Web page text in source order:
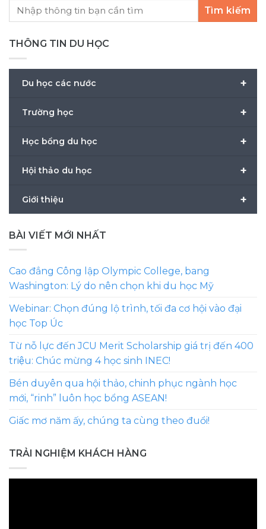
Tìm kiếm
THÔNG TIN DU HỌC
+
Du học các nước
+
Trường học
+
Học bổng du học
+
Hội thảo du học
+
Giới thiệu
BÀI VIẾT MỚI NHẤT
Cao đẳng Công lập Olympic College, bang
Washington: Lý do nên chọn khi du học Mỹ
Webinar: Chọn đúng lộ trình, tối đa cơ hội vào đại
học Top Úc
Từ nỗ lực đến JCU Merit Scholarship giá trị đến 400
triệu: Chúc mừng 4 học sinh INEC!
Bén duyên qua hội thảo, chinh phục ngành học
mới, “rinh” luôn học bổng ASEAN!
Giấc mơ năm ấy, chúng ta cùng theo đuổi!
TRẢI NGHIỆM KHÁCH HÀNG